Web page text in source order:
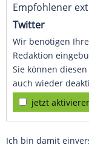
Empfohlener
Twitter
Wir benötigen
Redaktion
Sie können
auch wieder
jetzt
Ich bin damit